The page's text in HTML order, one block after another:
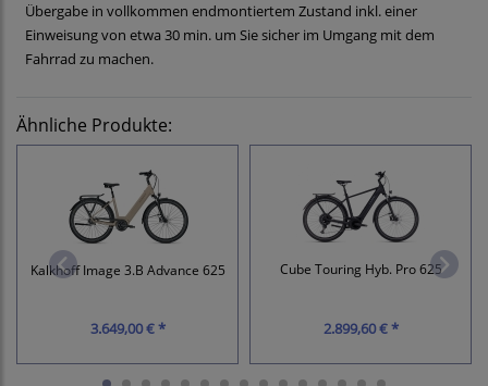
Übergabe in vollkommen endmontiertem Zustand inkl. einer
Einweisung von etwa 30 min. um Sie sicher im Umgang mit dem
Fahrrad zu machen.
Ähnliche Produkte:
Kalkhoff Image 3.B Advance 625
3.649,00 € *
Cube Touring Hyb. Pro 625
2.899,60 € *